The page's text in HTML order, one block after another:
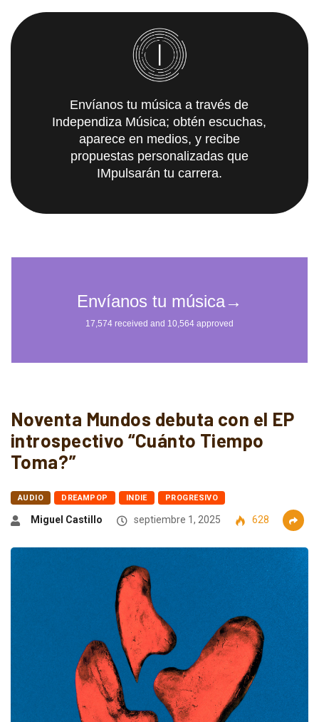
Envíanos tu música a través de
Independiza Música; obtén escuchas,
aparece en medios, y recibe
propuestas personalizadas que
IMpulsarán tu carrera.
Noventa Mundos debuta con el EP
introspectivo “Cuánto Tiempo
Toma?”
AUDIO DREAMPOP INDIE PROGRESIVO
Miguel Castillo septiembre 1, 2025 628